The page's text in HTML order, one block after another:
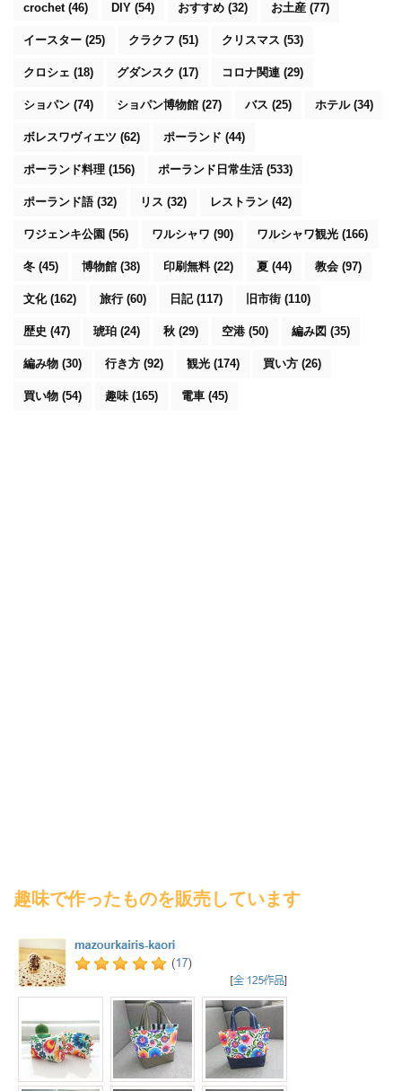
crochet(46) DIY (54) おすすめ (32) お土産 (77)
イースター (25) クラクフ (51) クリスマス (53)
クロシェ (18) グダンスク (17) コロナ関連 (29)
ショパン (74) ショパン博物館 (27) バス (25) ホテル(34)
ボレスワヴィエツ (62) ポーランド (44)
ポーランド料理 (156) ポーランド日常生活(533)
ポーランド語(32) リス (32) レストラン (42)
ワジェンキ公園 (56) ワルシャワ (90) ワルシャワ観光 (166)
冬 (45) 博物館 (38) 印刷無料(22) 夏 (44) 教会 (97)
文化(162) 旅行 (60) 日記(117) 旧市街 (110)
歴史 (47) 琥珀 (24) 秋 (29) 空港 (50) 編み図 (35)
編み物 (30) 行き方 (92) 観光 (174) 買い方 (26)
買い物 (54) 趣味(165) 電車 (45)
趣味で作ったものを販売しています